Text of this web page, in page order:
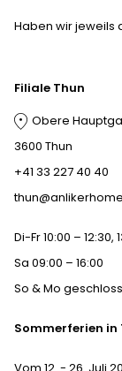
Haben wir jeweils
Filiale Thun
Obere
3600 Thun
+41 33 227 40 40
Di-Fr 10:00 – 12:30,
Sa 09:00 – 16:00
So & Mo
Sommerferien in